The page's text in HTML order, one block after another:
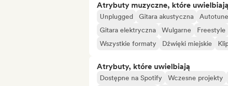
Atrybuty muzyczne, które uwielbiają
Unplugged Gitara akustyczna Autotune
Gitara elektryczna
Wulgarne Freestyle
Wszystkie formaty
Dźwięki miejskie
Atrybuty, które uwielbiają
Dostępne na Spotify Wczesne projekty